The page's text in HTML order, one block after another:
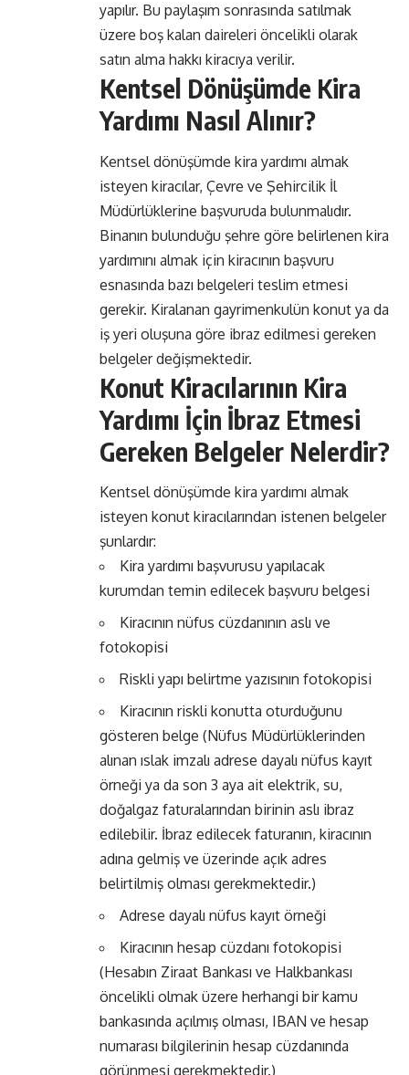
yapılır. Bu paylaşım sonrasında satılmak
üzere boş kalan daireleri öncelikli olarak
satın alma hakkı kiracıya verilir.
Kentsel Dönüşümde Kira
Yardımı Nasıl Alınır?
Kentsel dönüşümde kira yardımı almak
isteyen kiracılar, Çevre ve Şehircilik İl
Müdürlüklerine başvuruda bulunmalıdır.
Binanın bulunduğu şehre göre belirlenen kira
yardımını almak için kiracının başvuru
esnasında bazı belgeleri teslim etmesi
gerekir. Kiralanan gayrimenkulün konut ya da
iş yeri oluşuna göre ibraz edilmesi gereken
belgeler değişmektedir.
Konut Kiracılarının Kira
Yardımı İçin İbraz Etmesi
Gereken Belgeler Nelerdir?
Kentsel dönüşümde kira yardımı almak
isteyen konut kiracılarından istenen belgeler
şunlardır:
Kira yardımı başvurusu yapılacak
kurumdan temin edilecek başvuru belgesi
Kiracının nüfus cüzdanının aslı ve
fotokopisi
Riskli yapı belirtme yazısının fotokopisi
Kiracının riskli konutta oturduğunu
gösteren belge (Nüfus Müdürlüklerinden
alınan ıslak imzalı adrese dayalı nüfus kayıt
örneği ya da son 3 aya ait elektrik, su,
doğalgaz faturalarından birinin aslı ibraz
edilebilir. İbraz edilecek faturanın, kiracının
adına gelmiş ve üzerinde açık adres
belirtilmiş olması gerekmektedir.)
Adrese dayalı nüfus kayıt örneği
Kiracının hesap cüzdanı fotokopisi
(Hesabın Ziraat Bankası ve Halkbankası
öncelikli olmak üzere herhangi bir kamu
bankasında açılmış olması, IBAN ve hesap
numarası bilgilerinin hesap cüzdanında
görünmesi gerekmektedir.)